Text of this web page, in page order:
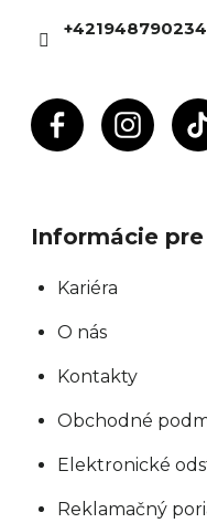
+421948790234
Informácie pre
Kariéra
O nás
Kontakty
Obchodné
Elektronické
Reklamačný